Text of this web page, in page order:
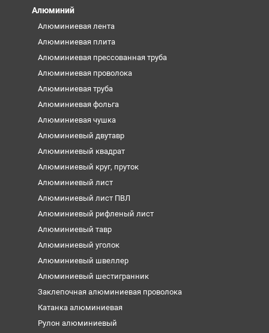
Алюминий
Алюминиевая лента
Алюминиевая плита
Алюминиевая прессованная труба
Алюминиевая проволока
Алюминиевая труба
Алюминиевая фольга
Алюминиевая чушка
Алюминиевый двутавр
Алюминиевый квадрат
Алюминиевый круг, пруток
Алюминиевый лист
Алюминиевый лист ПВЛ
Алюминиевый рифленый лист
Алюминиевый тавр
Алюминиевый уголок
Алюминиевый швеллер
Алюминиевый шестигранник
Заклепочная алюминиевая проволока
Катанка алюминиевая
Рулон алюминиевый